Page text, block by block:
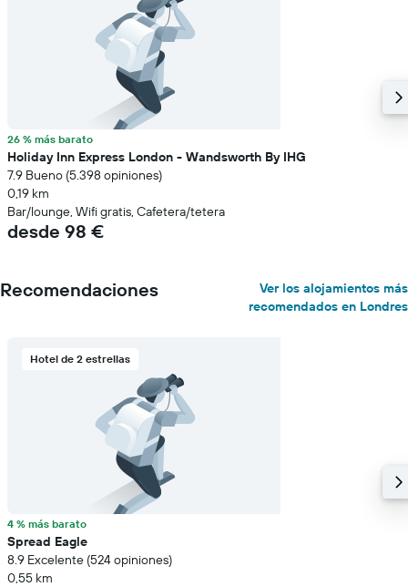
26 % más barato
Holiday Inn Express London - Wandsworth By IHG
7.9 Bueno (5.398 opiniones)
0,19 km
Bar/lounge, Wifi gratis, Cafetera/tetera
desde 98 €
Recomendaciones
Ver los alojamientos más
recomendados en Londres
Hotel de 2 estrellas
4 % más barato
Spread Eagle
8.9 Excelente (524 opiniones)
0,55 km